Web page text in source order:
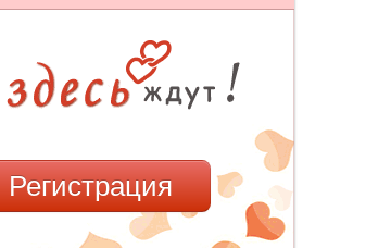
Регистрация